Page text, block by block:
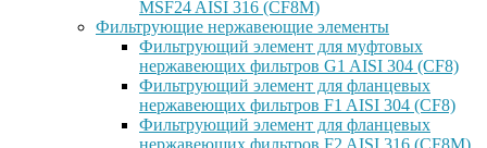
MSF24 AISI 316 (CF8M)
Фильтрующие нержавеющие элементы
Фильтрующий элемент для муфтовых
нержавеющих фильтров G1 AISI 304 (CF8)
Фильтрующий элемент для фланцевых
нержавеющих фильтров F1 AISI 304 (CF8)
Фильтрующий элемент для фланцевых
нержавеющих фильтров F2 AISI 316 (CF8M)